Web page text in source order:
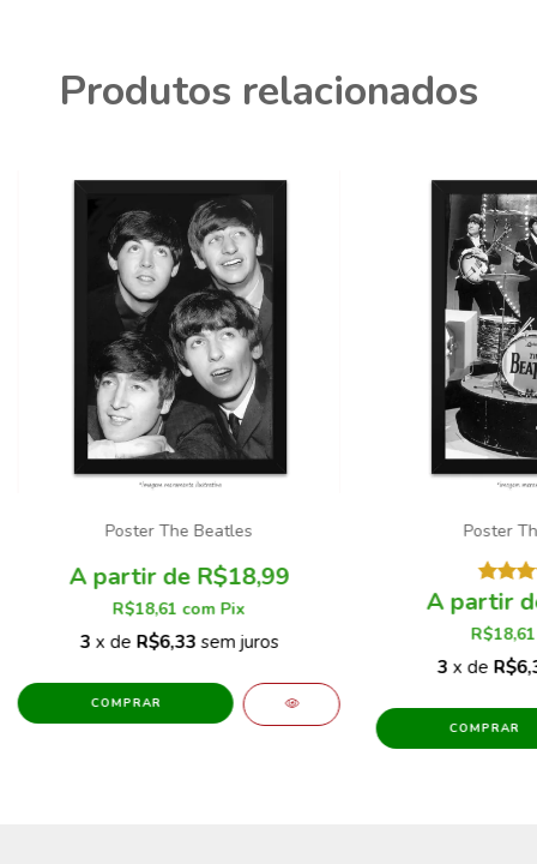
Produtos relacionados
Poster The Beatles
R$18,99
R$18,61 com Pix
3 x de R$6,33 sem juros
COMPRAR
Poster
3 x de
COMPRAR